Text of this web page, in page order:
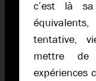
c’est là
tentative,
mettre de
expériences